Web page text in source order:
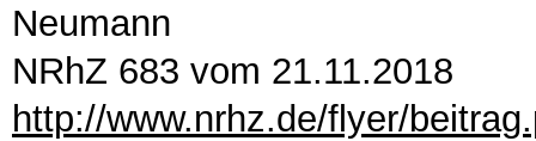
Neumann
NRhZ 683 vom 21.11.2018
http://www.nrhz.de/flyer/